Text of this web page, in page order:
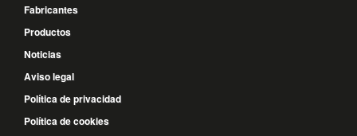
Fabricantes
Productos
Noticias
Aviso legal
Política de privacidad
Política de cookies